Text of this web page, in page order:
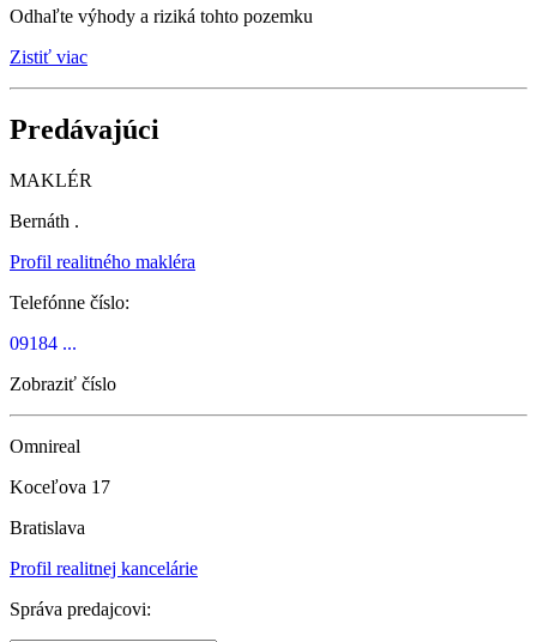
Odhaľte výhody a riziká tohto pozemku
Zistiť viac
Predávajúci
MAKLÉR
Bernáth .
Profil realitného makléra
Telefónne číslo:
09184 ...
Zobraziť číslo
Omnireal
Koceľova 17
Bratislava
Profil realitnej kancelárie
Správa predajcovi: